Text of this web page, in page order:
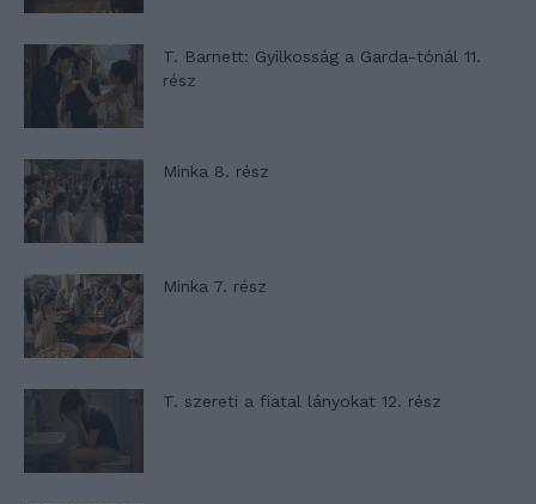
T. Barnett: Gyilkosság a Garda-tónál 11.
rész
Minka 8. rész
Minka 7. rész
T. szereti a fiatal lányokat 12. rész